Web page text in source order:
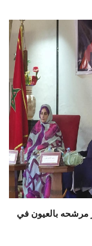
مرشحه بالعيون في